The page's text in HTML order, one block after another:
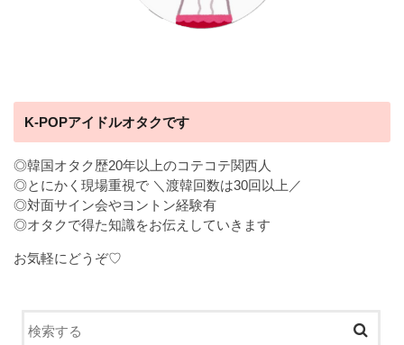
K-POPアイドルオタクです
◎韓国オタク歴20年以上のコテコテ関西人
◎とにかく現場重視で ＼渡韓回数は30回以上／
◎対面サイン会やヨントン経験有
◎オタクで得た知識をお伝えしていきます
お気軽にどうぞ♡